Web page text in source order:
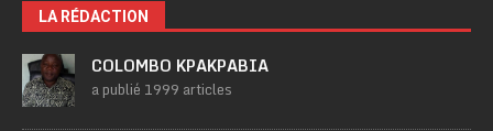
LA RÉDACTION
COLOMBO KPAKPABIA
a publié 1999 articles